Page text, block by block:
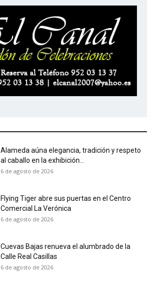
Alameda aúna elegancia, tradición y respeto
al caballo en la exhibición...
6 de agosto de 2026
Flying Tiger abre sus puertas en el Centro
Comercial La Verónica
6 de agosto de 2026
Cuevas Bajas renueva el alumbrado de la
Calle Real Casillas
6 de agosto de 2026